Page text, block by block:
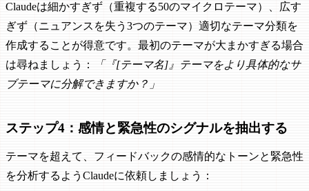
Claudeは細かすぎず（重複する50のマイクロテーマ）、広す
ぎず（ニュアンスを失う3つのテーマ）適切なテーマ分類を
作成することが得意です。最初のテーマが大まかすぎる場合
は尋ねましょう：
「『[テーマ名]』テーマをより具体的なサ
ブテーマに分解できますか？」
ステップ4：感情と緊急性のシグナルを抽出する
テーマを超えて、フィードバックの感情的なトーンと緊急性
を分析するようClaudeに依頼しましょう：